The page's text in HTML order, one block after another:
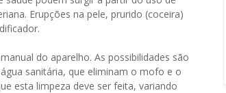
Erupções na pele, prurido (coceira)
do aparelho. As possibilidades são
sanitária, que eliminam o mofo e o
esta limpeza deve ser feita, variando